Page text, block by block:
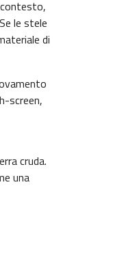
le stele
di
screen,
cruda.
una